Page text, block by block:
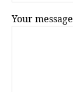
Your message